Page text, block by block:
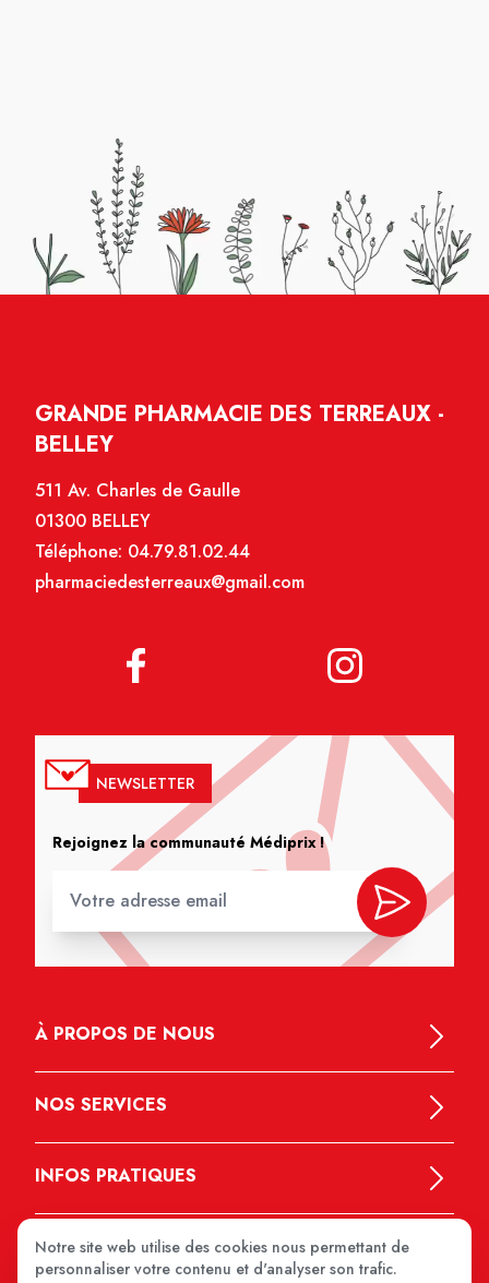
GRANDE PHARMACIE DES TERREAUX -
BELLEY
511 Av. Charles de Gaulle
01300 BELLEY
Téléphone: 04.79.81.02.44
pharmaciedesterreaux@gmail.com
NEWSLETTER
Rejoignez la communauté Médiprix !
À PROPOS DE NOUS
NOS SERVICES
INFOS PRATIQUES
Notre site web utilise des cookies nous permettant de
personnaliser votre contenu et d'analyser son trafic.